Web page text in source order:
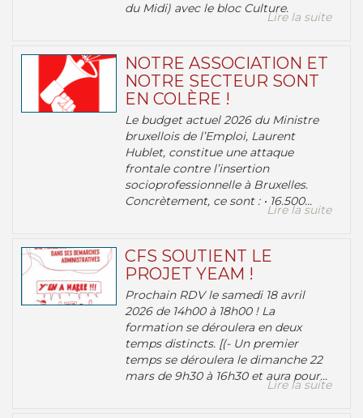
du Midi) avec le bloc Culture.
Lire la suite
NOTRE ASSOCIATION ET
NOTRE SECTEUR SONT
EN COLÈRE !
Le budget actuel 2026 du Ministre
bruxellois de l’Emploi, Laurent
Hublet, constitue une attaque
frontale contre l’insertion
socioprofessionnelle à Bruxelles.
Concrètement, ce sont : • 16.500...
Lire la suite
CFS SOUTIENT LE
PROJET YEAM !
Prochain RDV le samedi 18 avril
2026 de 14h00 à 18h00 ! La
formation se déroulera en deux
temps distincts. [(- Un premier
temps se déroulera le dimanche 22
mars de 9h30 à 16h30 et aura pour...
Lire la suite